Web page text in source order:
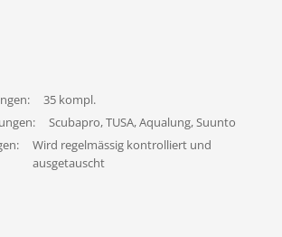
35 kompl.
Scubapro, TUSA, Aqualung, Suunto
Wird regelmässig kontrolliert und
ausgetauscht